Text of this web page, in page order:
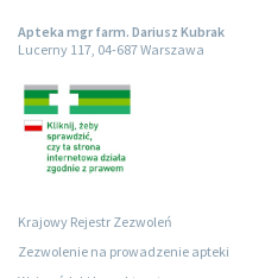
Apteka mgr farm. Dariusz Kubrak
Lucerny 117, 04-687 Warszawa
Krajowy Rejestr Zezwoleń
Zezwolenie na prowadzenie apteki